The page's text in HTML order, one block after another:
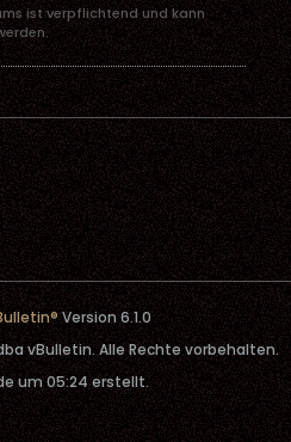
ist verpflichtend und kann
Version 6.1.0
vBulletin. Alle Rechte vorbehalten.
um 05:24 erstellt.